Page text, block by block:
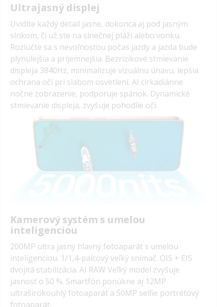
Ultrajasný displej
Uvidíte každý detail jasne, dokonca aj pod jasným
slnkom, či už ste na slnečnej pláži alebo vonku.
Rozlúčte sa s nevoľnosťou počas jazdy a jazda bude
plynulejšia a príjemnejšia. Bezrizikové stmievanie
displeja 3840Hz, minimalizuje vizuálnu únavu, lepšia
ochrana očí pri slabom osvetlení. AI cirkadiánne
nočne zobrazenie, podporuje spánok. Dynamické
stmievanie displeja, zvyšuje pohodlie očí.
Kamerový systém s umelou
inteligenciou
200MP ultra jasný hlavný fotoaparát s umelou
inteligenciou. 1/1,4-palcový veľký snímač. OIS + EIS
dvojitá stabilizácia. AI RAW Veľký model zvyšuje
jasnosť o 50 %. Smartfón ponúkne aj 12MP
ultraširokouhlý fotoaparát a 50MP selfie portrétový
fotoaparát.